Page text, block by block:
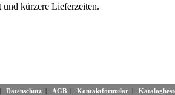
und kürzere Lieferzeiten.
| Datenschutz | AGB | Kontaktformular |